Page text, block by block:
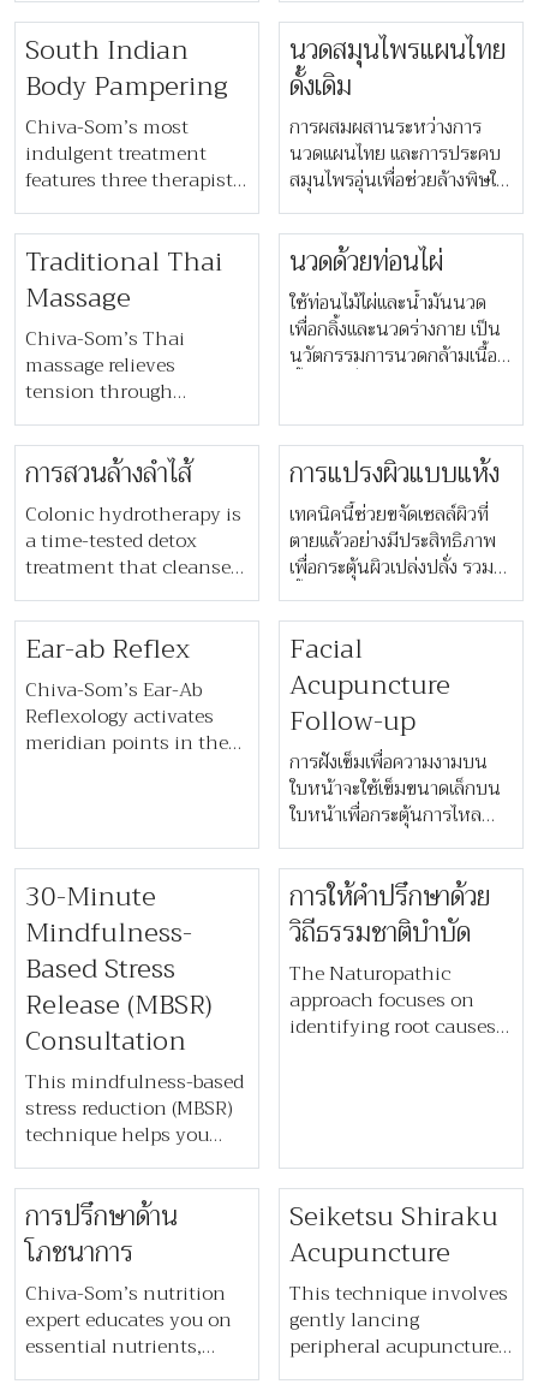
gentle pressure and
release muscle tension
on lower legs. This foot
massage allows you to
relax and have your feet
soothed and pampered
by our therapist.
tension, improve sleep,
and treat issues like
headaches and
sinusitis.
South Indian
Body Pampering
Chiva-Som’s most
indulgent treatment
features three therapists
using warm aromatic
oils, Ayurvedic herbal
powders, and steamed
herbal poultices for full-
body exfoliation,
detoxification, and deep
relaxation. Originating
from Kerala, this
therapy enhances
circulation, improves
skin, and relieves fatigue
—perfect for detox and
weight management.
นวดสมุนไพรแผนไทย
ดั้งเดิม
การผสมผสานระหว่างการ
นวดแผนไทย และการประคบ
สมุนไพรอุ่นเพื่อช่วยล้างพิษใน
ร่างกาย และบรรเทาอาการ
ปวดเมื่อยกล้ามเนื้อ เป็นการ
บำบัดที่ช่วยฟื้นฟูร่างกายอย่าง
ล้ำลึก
Traditional Thai
Massage
Chiva-Som’s Thai
massage relieves
tension through
targeted pressure and
stretching, enhancing
flexibility and vitality in
a treatment once
reserved for temple
healing.
นวดด้วยท่อนไผ่
ใช้ท่อนไม้ไผ่และน้ำมันนวด
เพื่อกลิ้งและนวดร่างกาย เป็น
นวัตกรรมการนวดกล้ามเนื้อ
​​การสวนล้างลำไส้​
Colonic hydrotherapy is
a time-tested detox
treatment that cleanses
the large intestine,
boosting energy, mental
clarity, and overall
health. It may relieve
issues like constipation,
skin problems, fatigue,
and digestive or
recommended during
detox programmes.
​​การแปรงผิวแบบแห้ง​
​​เทคนิคนี้ช่วยขจัดเซลล์ผิวที่
ตายแล้วอย่างมีประสิทธิภาพ
เพื่อกระตุ้นผิวเปล่งปลั่ง รวม
ทั้งช่วยเสริมการขับสารพิษ
ผ่านอวัยวะที่ใหญ่ที่สุดของ
ร่างกายโดยการกระตุ้นการ
ไหลเวียนของเลือดและน้ำ
เหลือง​
Ear-ab Reflex
Chiva-Som’s Ear-Ab
Reflexology activates
meridian points in the
ideal for those who
prefer a lighter touch
than Chi Nei Tsang.
Facial
Acupuncture
Follow-up
การฝังเข็มเพื่อความงามบน
ใบหน้าจะใช้เข็มขนาดเล็กบน
ใบหน้าเพื่อกระตุ้นการไหล
เวียนในหลอดเลือดฝอย เหมาะ
สำหรับการกระชับผิวหย่อน
คล้อย และช่วยให้ใบหน้าดูอ่อน
เยาว์
30-Minute
Mindfulness-
Based Stress
Release (MBSR)
Consultation
This mindfulness-based
stress reduction (MBSR)
technique helps you
stay present, reduce
stress, and understand
the mind-body
connection. Through
personalised guidance, it
enhances mood,
cognitive function, and
relaxation—empowering
you to manage stress
​​การให้คำปรึกษาด้วย
วิถีธรรมชาติบำบัด​
The Naturopathic
approach focuses on
identifying root causes
changes, and detox,
Chiva-Som’s
naturopaths create
personalised plans—
backed by a full
dispensary of natural
remedies.
การปรึกษาด้าน
โภชนาการ
Chiva-Som’s nutrition
expert educates you on
essential nutrients,
their sources, and
Seiketsu Shiraku
Acupuncture
This technique involves
gently lancing
peripheral acupuncture
points to release excess